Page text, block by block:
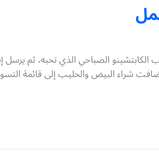
الصباحي الذي تحبه، ثم يرسل
شراء البيض والحليب إلى قائمة